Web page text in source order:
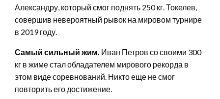
Александру, который смог поднять 250 кг. Токелев,
совершив невероятный рывок на мировом турнире
в 2019 году.
Самый сильный жим. Иван Петров со своими 300
кг в жиме стал обладателем мирового рекорда в
этом виде соревнований. Никто еще не смог
повторить его достижение.